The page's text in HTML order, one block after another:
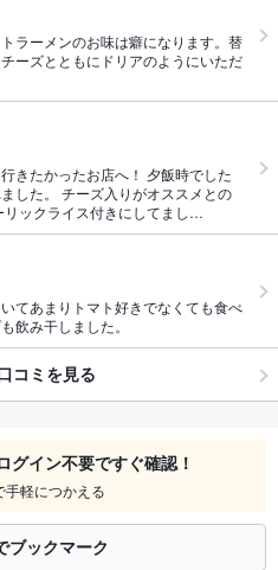
ラーメンのお味は癖になります。替
ーズとともにドリアのようにいただ
きたかったお店へ！ 夕飯時でした
した。 チーズ入りがオススメとの
リックライス付きにしてまし…
てあまりトマト好きでなくても食べ
飲み干しました。
コミを見る
グイン不要ですぐ確認！
手軽につかえる
ブックマーク